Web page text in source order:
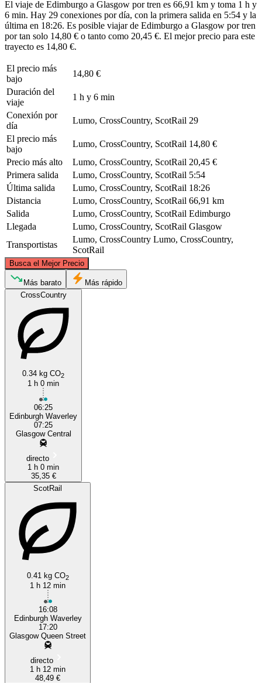
El viaje de Edimburgo a Glasgow por tren es 66,91 km y toma 1 h y
6 min. Hay 29 conexiones por día, con la primera salida en 5:54 y la
última en 18:26. Es posible viajar de Edimburgo a Glasgow por tren
por tan solo 14,80 € o tanto como 20,45 €. El mejor precio para este
trayecto es 14,80 €.
El precio más
bajo
14,80 €
Duración del
viaje
1 h y 6 min
Conexión por
día
Lumo, CrossCountry, ScotRail 29
El precio más
bajo
Lumo, CrossCountry, ScotRail 14,80 €
Precio más alto
Lumo, CrossCountry, ScotRail 20,45 €
Primera salida
Lumo, CrossCountry, ScotRail 5:54
Última salida
Lumo, CrossCountry, ScotRail 18:26
Distancia
Lumo, CrossCountry, ScotRail 66,91 km
Salida
Lumo, CrossCountry, ScotRail Edimburgo
Llegada
Lumo, CrossCountry, ScotRail Glasgow
Transportistas
Lumo, CrossCountry Lumo, CrossCountry,
ScotRail
Busca el Mejor Precio
Glasgow
Más barato
Más rápido
CrossCountry
0.34 kg CO2
1 h 0 min
06:25
Edinburgh Waverley
07:25
Glasgow Central
directo
1 h 0 min
35,35 €
ScotRail
0.41 kg CO2
1 h 12 min
16:08
Edinburgh Waverley
17:20
Glasgow Queen Street
directo
1 h 12 min
48,49 €